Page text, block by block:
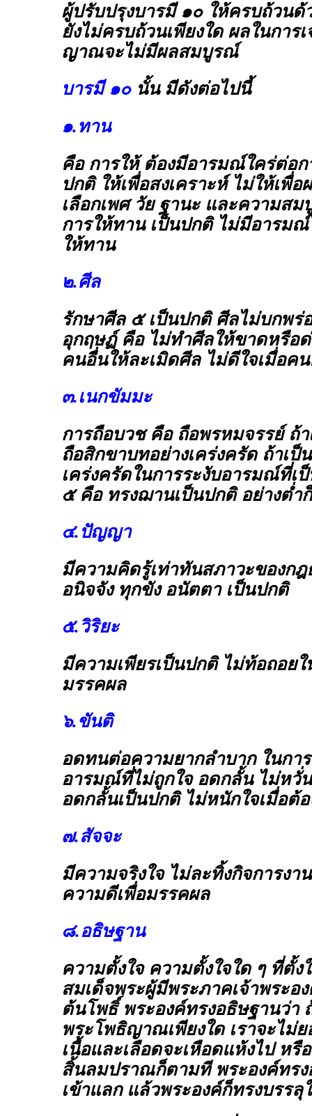
ผู้ปรับปรุงบารมี ๑๐ ให้ครบถ้วนด้
ยังไม่ครบถ้วนเพียงใด ผลในการ
ญาณจะไม่มีผลสมบูรณ์
บารมี ๑๐นั้น มีดังต่อไปนี้
๑.ทาน
คือ การให้ ต้องมีอารมณ์ใคร่ต่อก
ปกติ ให้เพื่อสงเคราะห์ ไม่ให้เพื่
เลือกเพศ วัย ฐานะ และความสม
การให้ทาน เป็นปกติ ไม่มีอารม
ให้ทาน
๒.ศีล
รักษาศีล ๕ เป็นปกติ ศีลไม่บกพร่
อุกฤษฏ์ คือ ไม่ทำศีลให้ขาดหรือด่
คนอื่นให้ละเมิดศีล ไม่ดีใจเมื่อค
๓.เนกขัมมะ
การถือบวช คือ ถือพรหมจรรย์ ถ้
ถือสิกขาบทอย่างเคร่งครัด ถ้าเป็
เคร่งครัดในการระงับอารมณ์ที่เ
๕ คือ ทรงฌานเป็นปกติ อย่างต่ำ
๔.ปัญญา
มีความคิดรู้เท่าทันสภาวะของกฎ
อนิจจัง ทุกขัง อนัตตา เป็นปกติ
๕.วิริยะ
มีความเพียรเป็นปกติ ไม่ท้อถอย
มรรคผล
๖.ขันติ
อดทนต่อความยากลำบาก ในกา
อารมณ์ที่ไม่ถูกใจ อดกลั้น ไม่หวั่
อดกลั้นเป็นปกติ ไม่หนักใจเมื่อต้
๗.สัจจะ
มีความจริงใจ ไม่ละทิ้งกิจการงา
ความดีเพื่อมรรคผล
๘.อธิษฐาน
ความตั้งใจ ความตั้งใจใด ๆ ที่ตั้ง
สมเด็จพระผู้มีพระภาคเจ้าพระอ
ต้นโพธิ์ พระองค์ทรงอธิษฐานว่า
พระโพธิญาณเพียงใด เราจะไม่
เนื้อและเลือดจะเหือดแห้งไป ห
สิ้นลมปราณก็ตามที พระองค์ทรง
เข้าแลก แล้วพระองค์ก็ทรงบรร